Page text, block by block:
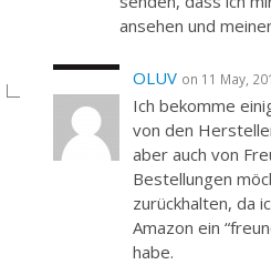
ansehen und
OLUV on 11 May,
Ich bekomme
von den
aber auch von
Bestellungen
zurückhalten, da
Amazon ein
habe.